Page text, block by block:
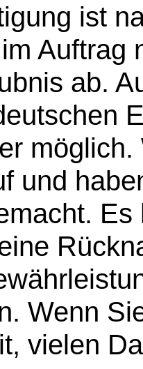
ist
Auftrag
ab.
und
Wenn
vielen